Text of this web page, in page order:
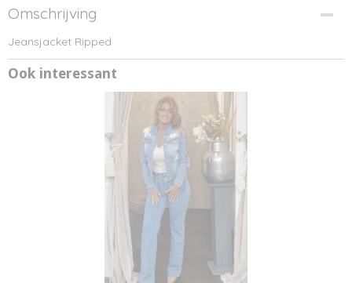
Omschrijving
Jeansjacket Ripped
Ook interessant